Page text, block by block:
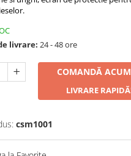
livrare: 24 - 48 ore
COMANDĂ ACUM
LIVRARE
csm1001